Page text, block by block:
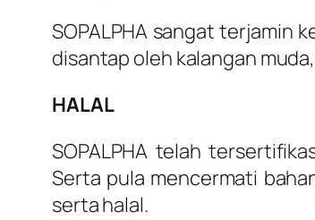
SOPALPHA sangat terjamin
disantap oleh kalangan
HALAL
SOPALPHA telah
Serta pula mencermati
serta halal.